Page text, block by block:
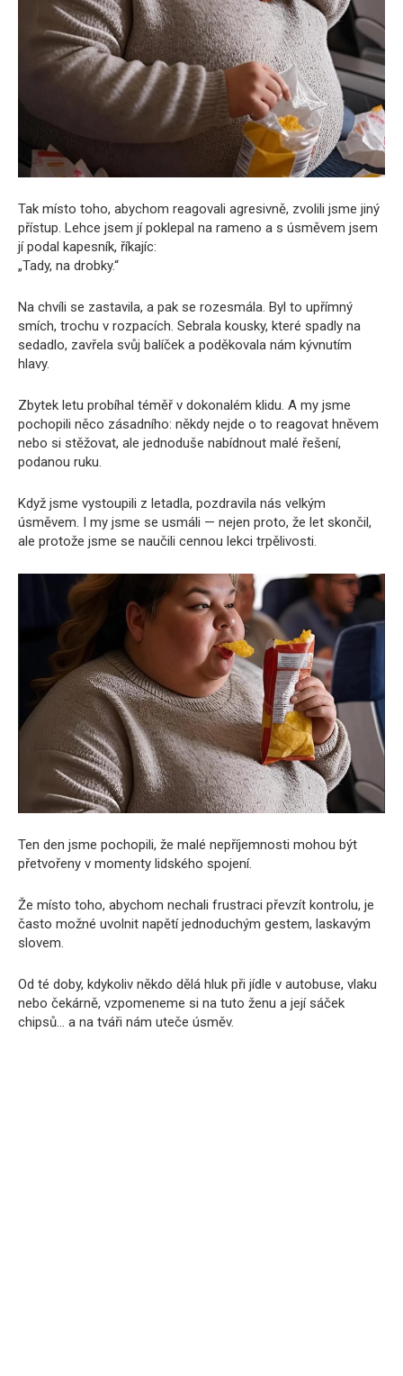
Tak místo toho, abychom reagovali agresivně, zvolili jsme jiný
přístup. Lehce jsem jí poklepal na rameno a s úsměvem jsem
jí podal kapesník, říkajíc:
„Tady, na drobky.“
Na chvíli se zastavila, a pak se rozesmála. Byl to upřímný
smích, trochu v rozpacích. Sebrala kousky, které spadly na
sedadlo, zavřela svůj balíček a poděkovala nám kývnutím
hlavy.
Zbytek letu probíhal téměř v dokonalém klidu. A my jsme
pochopili něco zásadního: někdy nejde o to reagovat hněvem
nebo si stěžovat, ale jednoduše nabídnout malé řešení,
podanou ruku.
Když jsme vystoupili z letadla, pozdravila nás velkým
úsměvem. I my jsme se usmáli — nejen proto, že let skončil,
ale protože jsme se naučili cennou lekci trpělivosti.
Ten den jsme pochopili, že malé nepříjemnosti mohou být
přetvořeny v momenty lidského spojení.
Že místo toho, abychom nechali frustraci převzít kontrolu, je
často možné uvolnit napětí jednoduchým gestem, laskavým
slovem.
Od té doby, kdykoliv někdo dělá hluk při jídle v autobuse, vlaku
nebo čekárně, vzpomeneme si na tuto ženu a její sáček
chipsů… a na tváři nám uteče úsměv.